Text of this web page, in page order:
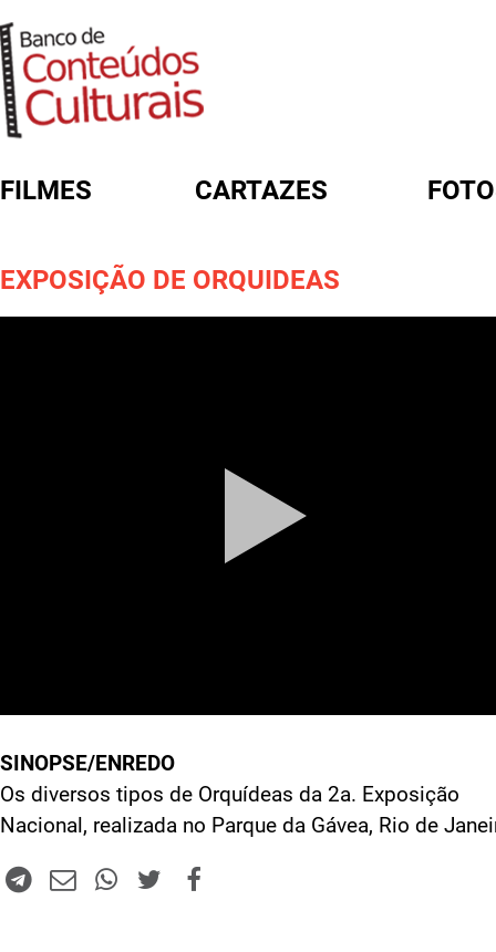
FILMES CARTAZES
EXPOSIÇÃO DE ORQUIDEAS
SINOPSE/ENREDO
Os diversos tipos de Orquídeas da 2a. Exposição
Nacional, realizada no Parque da Gávea, Rio de